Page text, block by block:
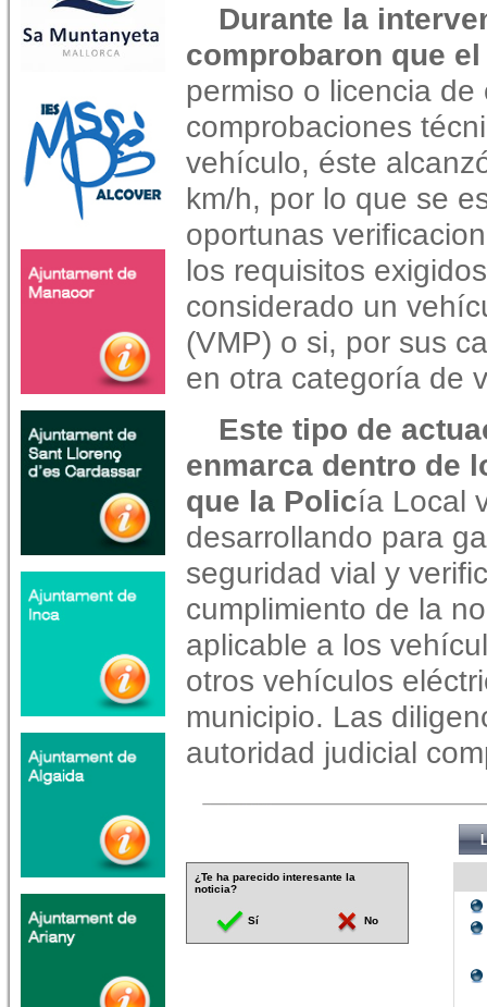
Durante la
comprobaron que
permiso o licencia
comprobaciones
vehículo, éste
km/h, por lo que se
oportunas
los requisitos
considerado un
(VMP) o si, por sus
en otra categoría de
Este tipo de
enmarca dentro de
que la Policía Local
desarrollando para
seguridad vial y
cumplimiento de la
aplicable a los
otros vehículos
municipio. Las
autoridad judicial
¿Te ha parecido interesante la
noticia?
Sí No